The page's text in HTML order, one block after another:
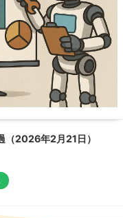
（2026年2月21日）